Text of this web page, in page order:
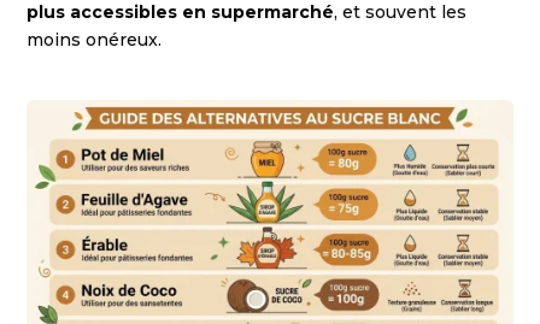
plus accessibles en supermarché, et souvent les
moins onéreux.